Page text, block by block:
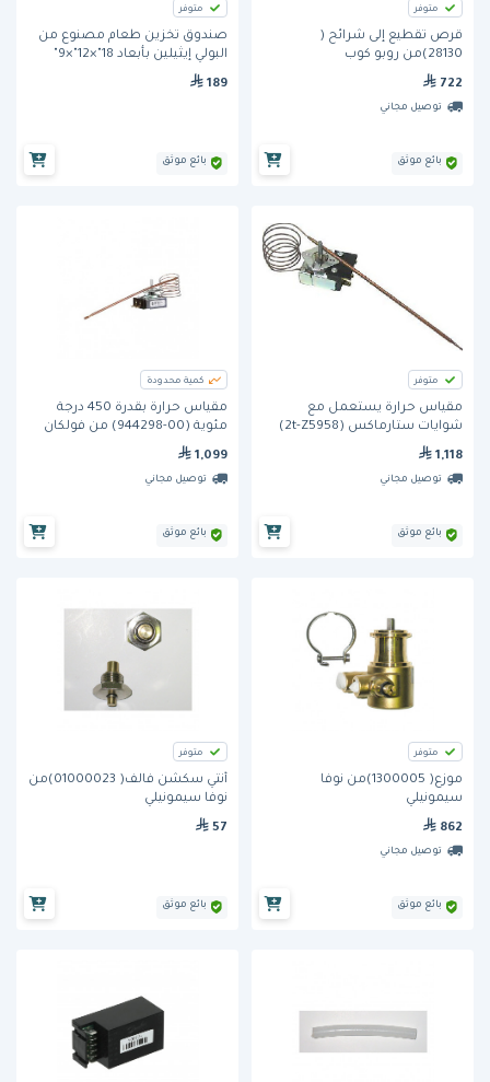
متوفر
قرص تقطيع إلى شرائح (
28130)من روبو كوب
722
توصيل مجاني
بائع موثق
متوفر
صندوق تخزين طعام مصنوع من
البولي إيثيلين بأبعاد 18"×12"×9"
الأبيض
189
بائع موثق
متوفر
مقياس حرارة يستعمل مع
شوايات ستارماكس (2t-Z5958)
1,118
توصيل مجاني
بائع موثق
كمية محدودة
مقياس حرارة بقدرة 450 درجة
مئوية (00-944298) من فولكان
1,099
توصيل مجاني
بائع موثق
متوفر
موزع( 1300005)من نوفا
سيمونيلي
862
توصيل مجاني
بائع موثق
متوفر
أنتي سكشن فالف( 01000023)من
نوفا سيمونيلي
57
بائع موثق